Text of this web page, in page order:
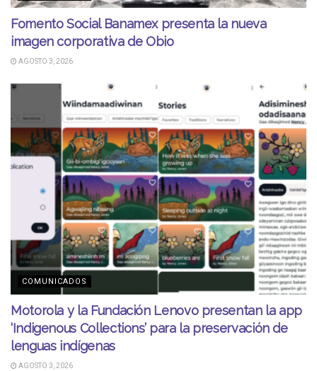
Fomento Social Banamex presenta la nueva
imagen corporativa de Obio
AGOSTO 3, 2026
COMUNICADOS
Motorola y la Fundación Lenovo presentan la app
‘Indigenous Collections’ para la preservación de
lenguas indígenas
AGOSTO 3, 2026